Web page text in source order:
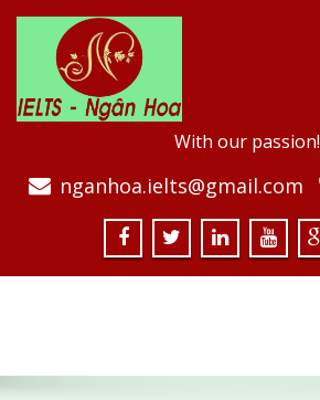
With our passion!
nganhoa.ielts@gmail.com